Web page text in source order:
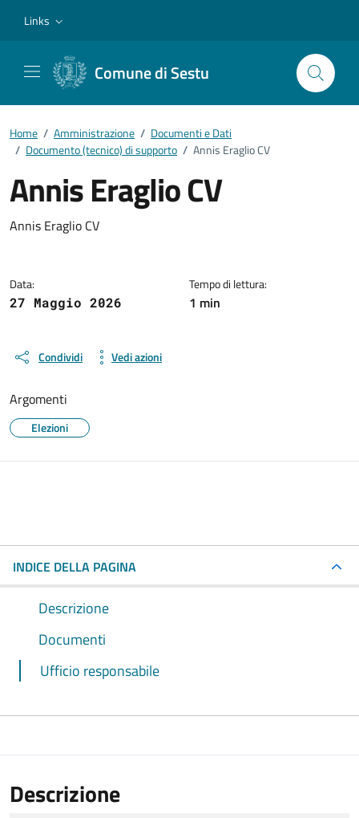
Links
Comune di Sestu
Home / Amministrazione / Documenti e Dati
/ Documento (tecnico) di supporto / Annis Eraglio CV
Annis Eraglio CV
Dettagli del documento
Annis Eraglio CV
Data:
27 Maggio 2026
Tempo di lettura:
1 min
Condividi Vedi azioni
Argomenti
Elezioni
INDICE DELLA PAGINA
Descrizione
Documenti
Ufficio responsabile
Descrizione